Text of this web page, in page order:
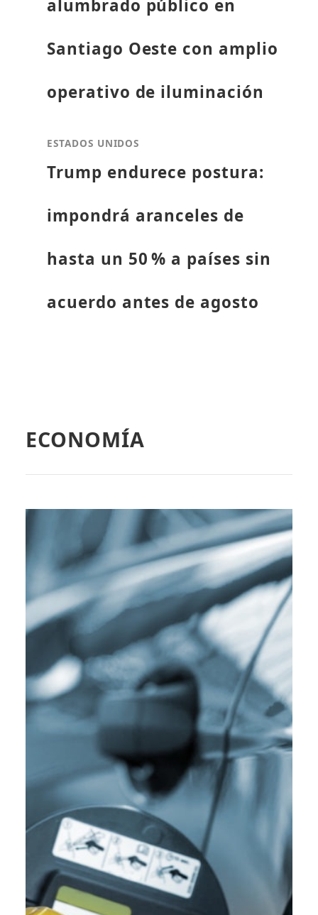
alumbrado público en
Santiago Oeste con amplio
operativo de iluminación
ESTADOS UNIDOS
Trump endurece postura:
impondrá aranceles de
hasta un 50 % a países sin
acuerdo antes de agosto
ECONOMÍA